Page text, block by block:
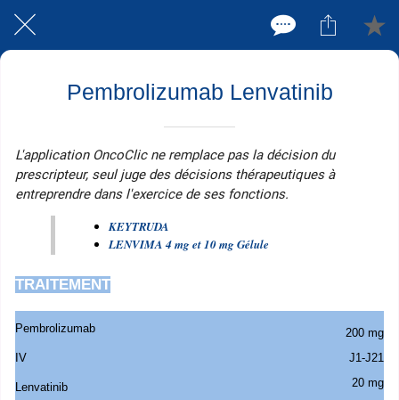
Pembrolizumab Lenvatinib
L'application OncoClic ne remplace pas la décision du
prescripteur, seul juge des décisions thérapeutiques à
entreprendre dans l'exercice de ses fonctions.
KEYTRUDA
LENVIMA 4 mg et 10 mg Gélule
TRAITEMENT
Pembrolizumab
IV
Lenvatinib
200 mg
J1-J21
20 mg